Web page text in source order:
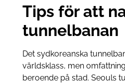
Tips för att
tunnelbanan
Det sydkoreanska
världsklass, men
beroende på stad. Seouls